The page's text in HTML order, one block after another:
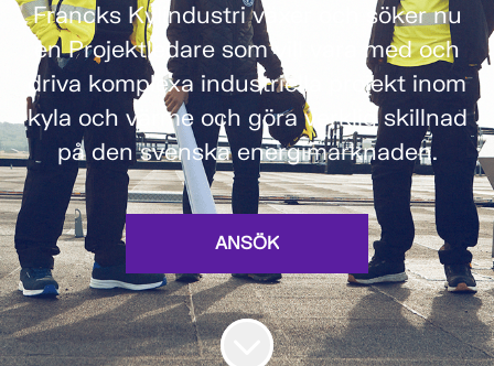
Francks Kylindustri växer och söker nu
en Projektledare som vill vara med och
driva komplexa industriella projekt inom
kyla och värme och göra verklig skillnad
på den svenska energimarknaden.
ANSÖK